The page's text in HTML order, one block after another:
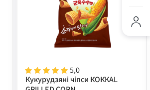
5,0
Кукурудзяні чіпси КОККАL